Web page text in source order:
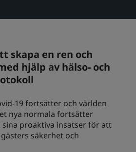
Country Inn & Suites
i Kina
Jin Jiang
skapa en ren och
hjälp av hälso- och
19 fortsätter och världen
nya normala fortsätter
sina proaktiva insatser för att
säkerhet och